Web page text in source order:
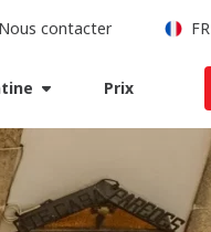
Nous contacter FR
Prix